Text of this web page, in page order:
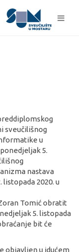
sveučilišnog
u
5.
nastava
listopada 2020. u
Tomić obratit
5. listopada
bit će
objavljen u idućem